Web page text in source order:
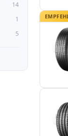
14
1
5